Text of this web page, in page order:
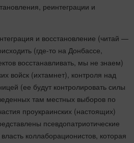
реинтеграции и
и восстановление (читай —
(где-то на Донбассе,
восстанавливать, мы не знаем)
войск (ихтамнет), контроля над
(ее будут контролировать силы
там местных выборов по
проукраинских (настоящих)
псевдопатриотические
коллаборационистов, которая